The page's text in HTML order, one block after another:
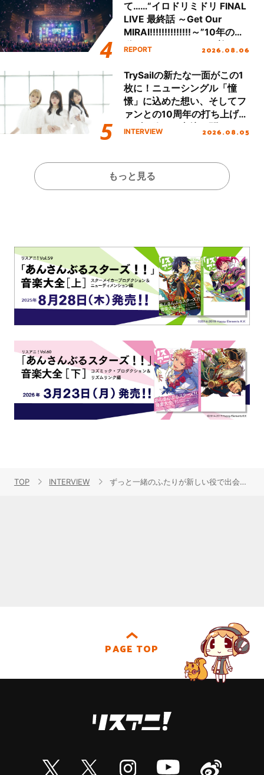
て……“イロドリミドリ FINAL
LIVE 最終話 ～Get Our
MIRAI!!!!!!!!!!!!!!～”10年の活
動を経てファイナルを迎える
REPORT 2026.08.06
TrySailの新たな一面がこの1
枚に！ニューシングル「憧
憬」に込めた想い、そしてフ
ァンとの10周年の打ち上げラ
イブを終えた心境を聞いた。
INTERVIEW 2026.08.05
もっと見る
TOP INTERVIEW ずっと一緒のふたりが新しい役で出会う新鮮さ。「t7s Longing for summer Again And Again ～ハルカゼ～」水瀬いのり＆篠田みなみ スペシャル対談！
PAGE TOP